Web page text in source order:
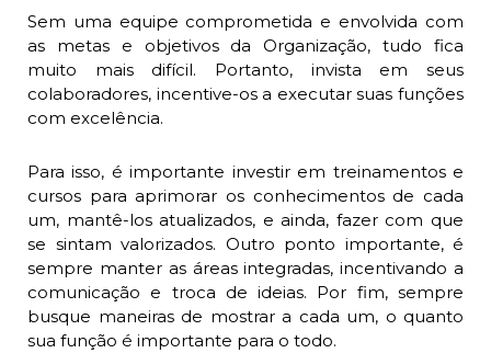
Sem uma equipe comprometida e envolvida com
as metas e objetivos da Organização, tudo fica
muito mais difícil. Portanto, invista em seus
colaboradores, incentive-os a executar suas funções
com excelência.
Para isso, é importante investir em treinamentos e
cursos para aprimorar os conhecimentos de cada
um, mantê-los atualizados, e ainda, fazer com que
se sintam valorizados. Outro ponto importante, é
sempre manter as áreas integradas, incentivando a
comunicação e troca de ideias. Por fim, sempre
busque maneiras de mostrar a cada um, o quanto
sua função é importante para o todo.